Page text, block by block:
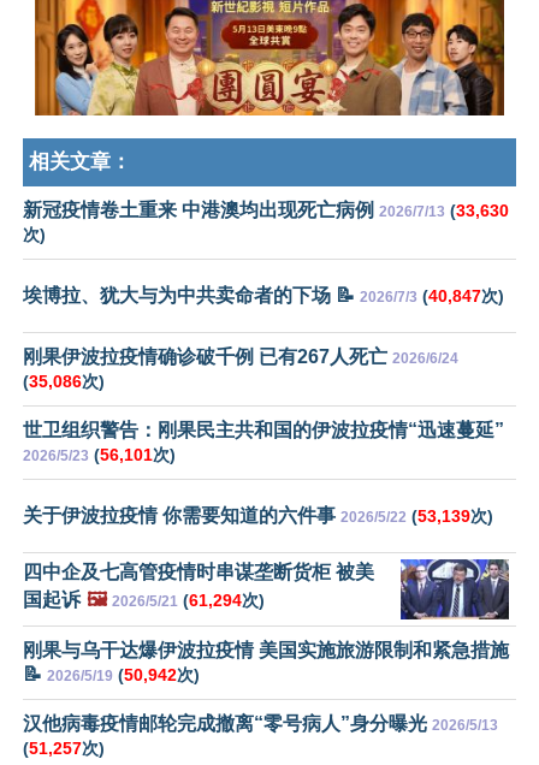
相关文章：
新冠疫情卷土重来 中港澳均出现死亡病例 2026/7/13 (33,630
次)
埃博拉、犹大与为中共卖命者的下场 📝 2026/7/3 (40,847次)
刚果伊波拉疫情确诊破千例 已有267人死亡 2026/6/24
(35,086次)
世卫组织警告：刚果民主共和国的伊波拉疫情“迅速蔓延”
2026/5/23 (56,101次)
关于伊波拉疫情 你需要知道的六件事 2026/5/22 (53,139次)
四中企及七高管疫情时串谋垄断货柜 被美
国起诉 🖼️ 2026/5/21 (61,294次)
刚果与乌干达爆伊波拉疫情 美国实施旅游限制和紧急措施
📝 2026/5/19 (50,942次)
汉他病毒疫情邮轮完成撤离“零号病人”身分曝光 2026/5/13
(51,257次)